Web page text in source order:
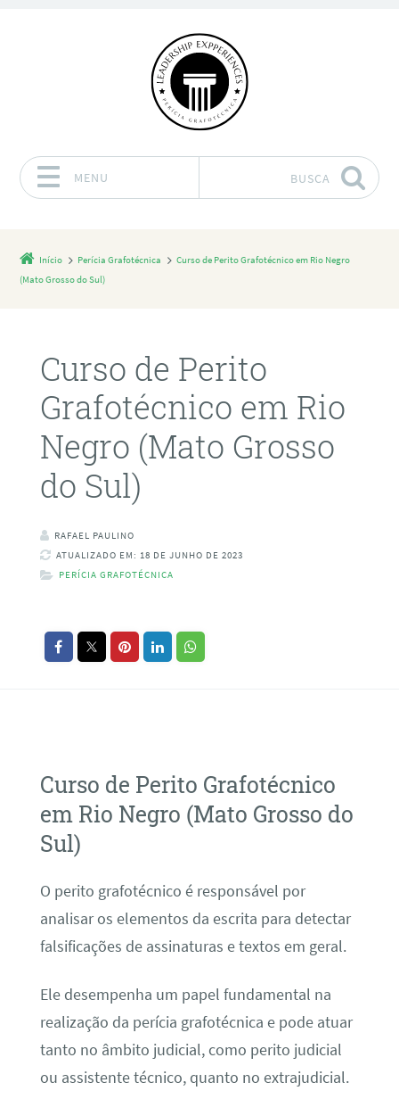
MENU BUSCA
Início Perícia Grafotécnica
Curso de Perito Grafotécnico em Rio Negro
(Mato Grosso do Sul)
Curso de Perito
Grafotécnico em Rio
Negro (Mato Grosso
do Sul)
RAFAEL PAULINO
ATUALIZADO EM: 18 DE JUNHO DE 2023
PERÍCIA GRAFOTÉCNICA
Curso de Perito Grafotécnico
em Rio Negro (Mato Grosso do
Sul)
O perito grafotécnico é responsável por
analisar os elementos da escrita para detectar
falsificações de assinaturas e textos em geral.
Ele desempenha um papel fundamental na
realização da perícia grafotécnica e pode atuar
tanto no âmbito judicial, como perito judicial
ou assistente técnico, quanto no extrajudicial.